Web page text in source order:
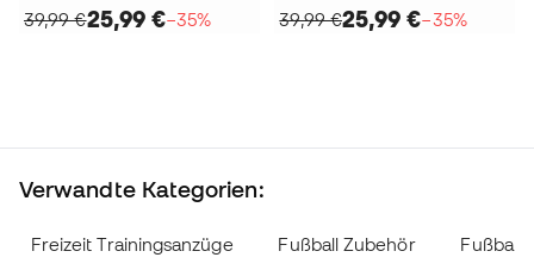
39,99 €25,99 €−35%
39,99 €25,99 €−35%
Verwandte Kategorien:
Freizeit Trainingsanzüge Fußball Zubehör